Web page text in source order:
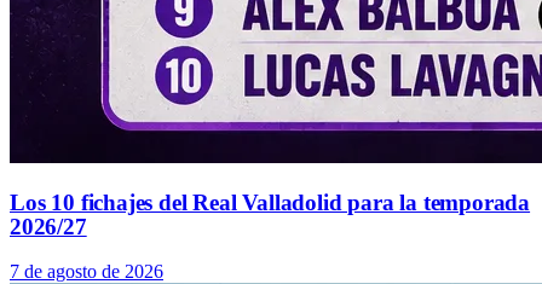
Los 10 fichajes del Real Valladolid para la temporada
2026/27
7 de agosto de 2026